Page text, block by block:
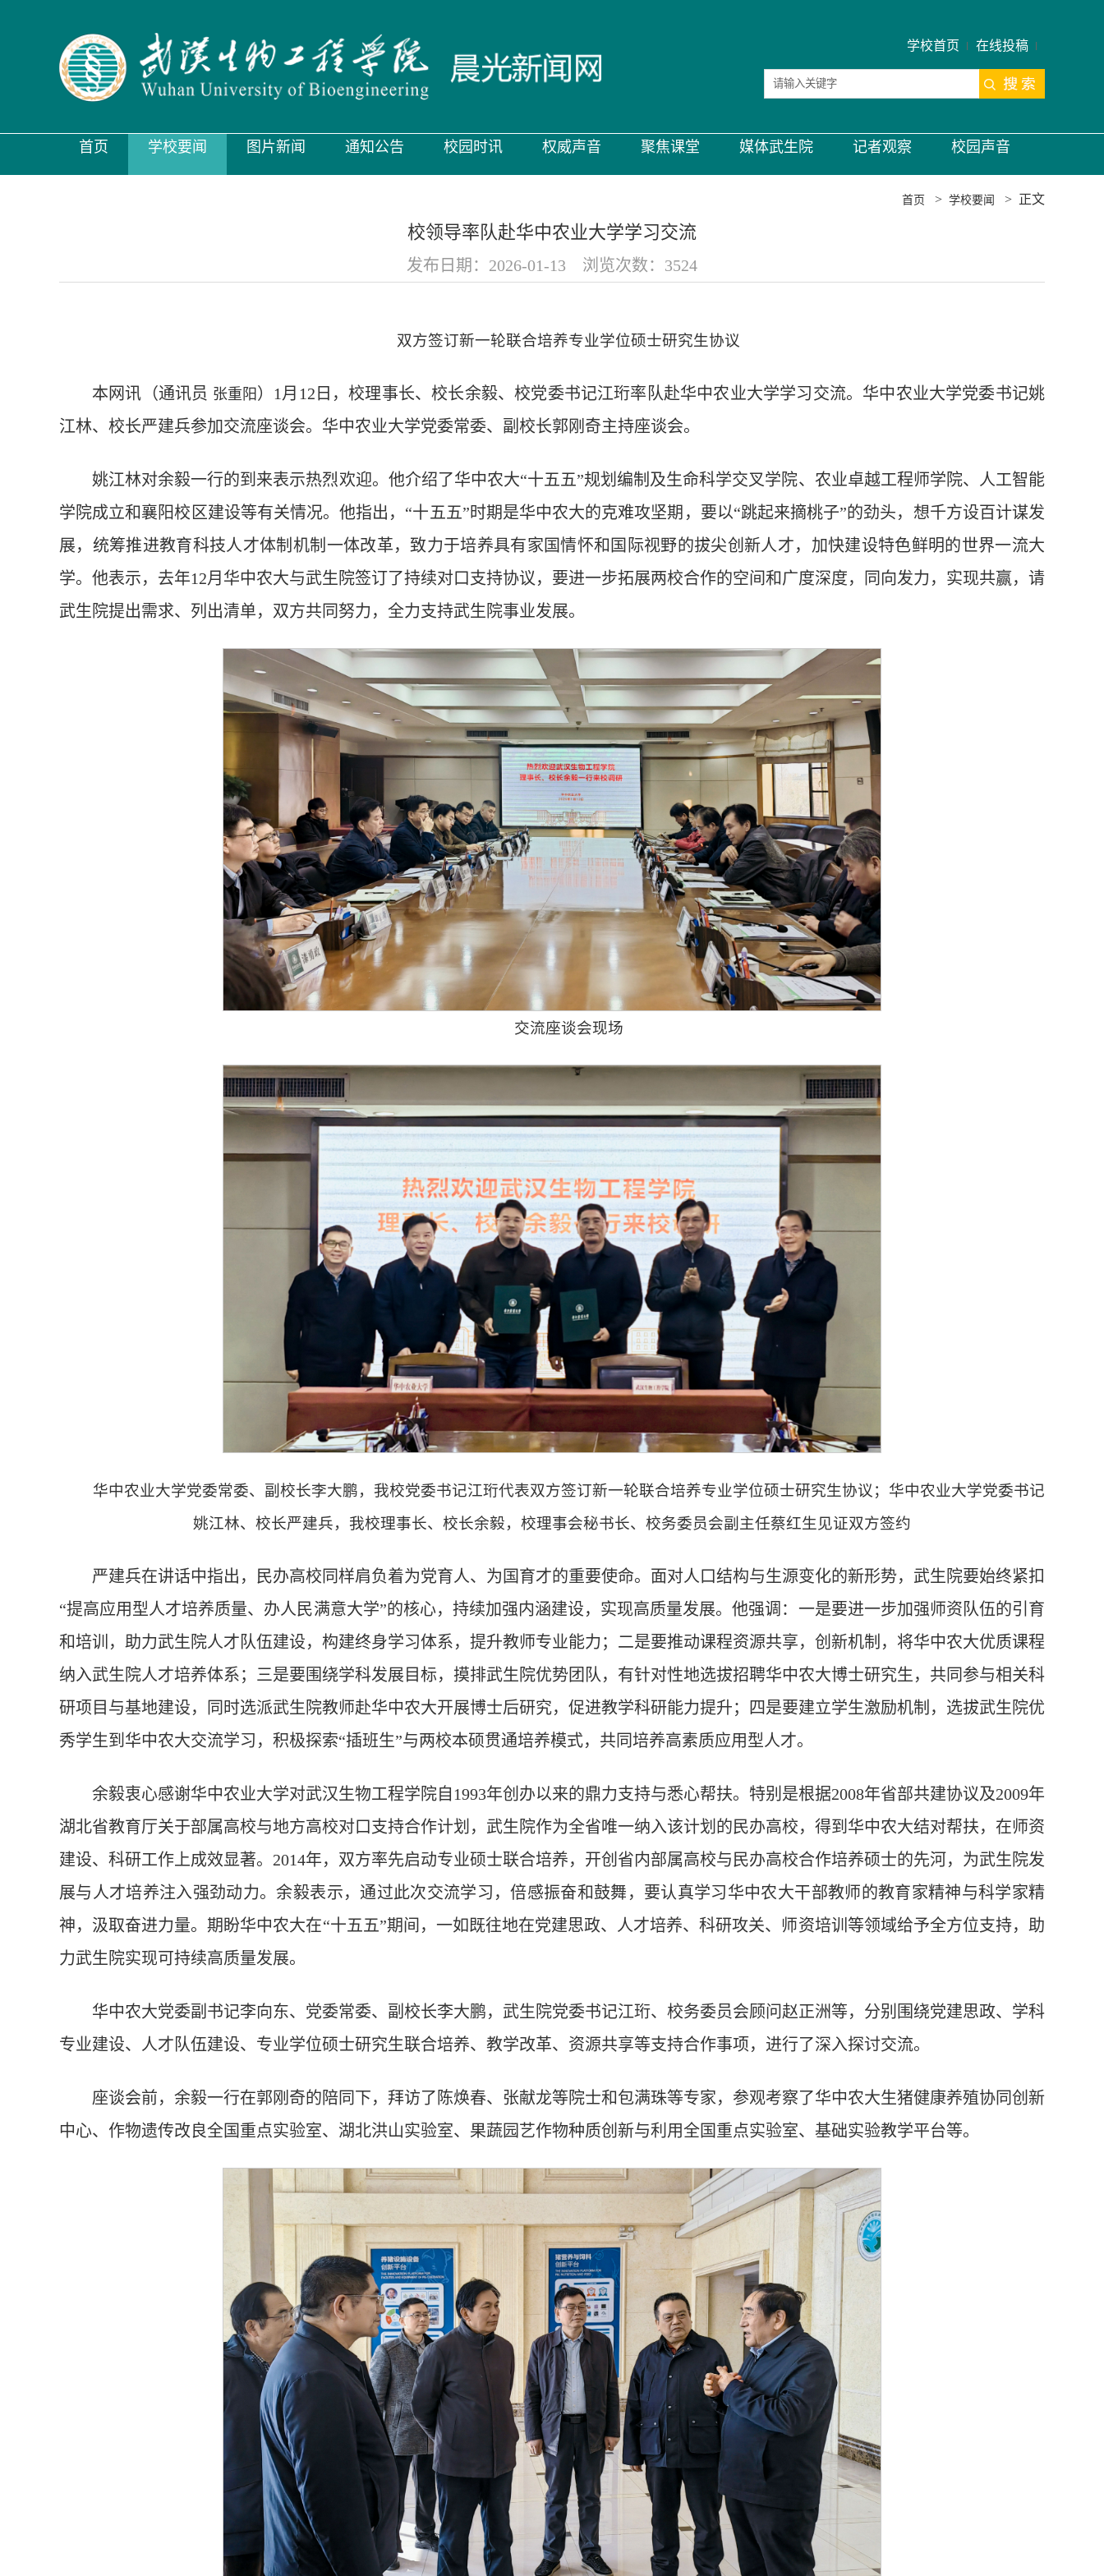
学校首页 在线投稿
首页 学校要闻 图片新闻 通知公告 校园时讯 权威声音 聚焦课堂 媒体武生院 记者观察 校园声音
首页 > 学校要闻 > 正文
校领导率队赴华中农业大学学习交流
发布日期：2026-01-13 浏览次数： 3524
双方签订新一轮联合培养专业学位硕士研究生协议
本网讯（通讯员 张重阳 ）1月12日，校理事长、校长余毅、校党委书记江珩率队赴华中农业大学学习交流。华中农业大学党委书记姚
江林、校长严建兵参加交流座谈会。华中农业大学党委常委、副校长郭刚奇主持座谈会。
姚江林对余毅一行的到来表示热烈欢迎。他介绍了华中农大“十五五”规划编制及生命科学交叉学院、农业卓越工程师学院、人工智能
学院成立和襄阳校区建设等有关情况。他指出，“十五五”时期是华中农大的克难攻坚期，要以“跳起来摘桃子”的劲头，想千方设百计谋发
展，统筹推进教育科技人才体制机制一体改革，致力于培养具有家国情怀和国际视野的拔尖创新人才，加快建设特色鲜明的世界一流大
学。他表示，去年12月华中农大与武生院签订了持续对口支持协议，要进一步拓展两校合作的空间和广度深度，同向发力，实现共赢，请
武生院提出需求、列出清单，双方共同努力，全力支持武生院事业发展。
交流座谈会现场
华中农业大学党委常委、副校长李大鹏，我校党委书记江珩代表双方签订新一轮联合培养专业学位硕士研究生协议；华中农业大学党委书记
姚江林、校长严建兵，我校理事长、校长余毅，校理事会秘书长、校务委员会副主任蔡红生见证双方签约
严建兵在讲话中指出，民办高校同样肩负着为党育人、为国育才的重要使命。面对人口结构与生源变化的新形势，武生院要始终紧扣
“提高应用型人才培养质量、办人民满意大学”的核心，持续加强内涵建设，实现高质量发展。他强调：一是要进一步加强师资队伍的引育
和培训，助力武生院人才队伍建设，构建终身学习体系，提升教师专业能力；二是要推动课程资源共享，创新机制，将华中农大优质课程
纳入武生院人才培养体系；三是要围绕学科发展目标，摸排武生院优势团队，有针对性地选拔招聘华中农大博士研究生，共同参与相关科
研项目与基地建设，同时选派武生院教师赴华中农大开展博士后研究，促进教学科研能力提升；四是要建立学生激励机制，选拔武生院优
秀学生到华中农大交流学习，积极探索“插班生”与两校本硕贯通培养模式，共同培养高素质应用型人才。
余毅衷心感谢华中农业大学对武汉生物工程学院自1993年创办以来的鼎力支持与悉心帮扶。特别是根据2008年省部共建协议及2009年
湖北省教育厅关于部属高校与地方高校对口支持合作计划，武生院作为全省唯一纳入该计划的民办高校，得到华中农大结对帮扶，在师资
建设、科研工作上成效显著。2014年，双方率先启动专业硕士联合培养，开创省内部属高校与民办高校合作培养硕士的先河，为武生院发
展与人才培养注入强劲动力。余毅表示，通过此次交流学习，倍感振奋和鼓舞，要认真学习华中农大干部教师的教育家精神与科学家精
神，汲取奋进力量。期盼华中农大在“十五五”期间，一如既往地在党建思政、人才培养、科研攻关、师资培训等领域给予全方位支持，助
力武生院实现可持续高质量发展。
华中农大党委副书记李向东、党委常委、副校长李大鹏，武生院党委书记江珩、校务委员会顾问赵正洲等，分别围绕党建思政、学科
专业建设、人才队伍建设、专业学位硕士研究生联合培养、教学改革、资源共享等支持合作事项，进行了深入探讨交流。
座谈会前，余毅一行在郭刚奇的陪同下，拜访了陈焕春、张献龙等院士和包满珠等专家，参观考察了华中农大生猪健康养殖协同创新
中心、作物遗传改良全国重点实验室、湖北洪山实验室、果蔬园艺作物种质创新与利用全国重点实验室、基础实验教学平台等。